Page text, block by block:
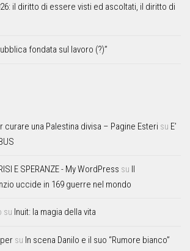
il diritto di essere visti ed ascoltati, il diritto di
fondata sul lavoro (?)”
curare una Palestina divisa – Pagine Esteri su E’
E SPERANZE - My WordPress su Il
uccide in 169 guerre nel mondo
su Inuit: la magia della vita
su In scena Danilo e il suo “Rumore bianco”